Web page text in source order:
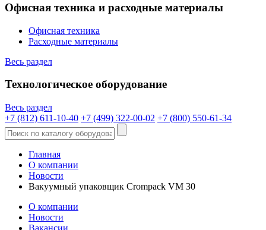
Офисная техника и расходные материалы
Офисная техника
Расходные материалы
Весь раздел
Технологическое оборудование
Весь раздел
+7 (812) 611-10-40 +7 (499) 322-00-02 +7 (800) 550-61-34
Главная
О компании
Новости
Вакуумный упаковщик Crompack VM 30
О компании
Новости
Вакансии